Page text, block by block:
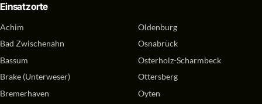
Einsatzorte
Achim
Bad Zwischenahn
Bassum
Brake (Unterweser)
Bremerhaven
Oldenburg
Osnabrück
Osterholz-Scharmbeck
Ottersberg
Oyten